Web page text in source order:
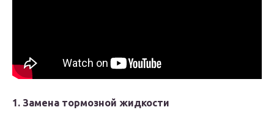
1. Замена тормозной жидкости